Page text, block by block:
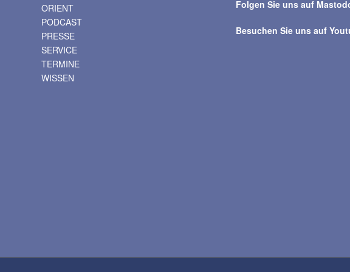
ORIENT
PODCAST
PRESSE
SERVICE
TERMINE
WISSEN
Folgen Sie uns auf
Besuchen Sie uns auf